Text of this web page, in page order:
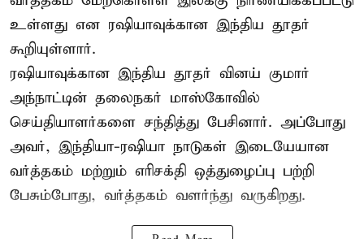
உள்ளது என ரஷியாவுக்கான இந்திய தூதர்
கூறியுள்ளார்.
ரஷியாவுக்கான இந்திய தூதர் வினய் குமார்
அந்நாட்டின் தலைநகர் மாஸ்கோவில்
செய்தியாளர்களை சந்தித்து பேசினார். அப்போது
அவர், இந்தியா-ரஷியா நாடுகள் இடையேயான
வர்த்தகம் மற்றும் எரிசக்தி ஒத்துழைப்பு பற்றி
பேசும்போது, வர்த்தகம் வளர்ந்து வருகிறது.